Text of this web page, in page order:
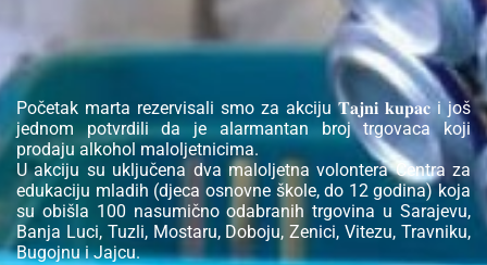
Početak marta rezervisali smo za akciju 𝐓𝐚𝐣𝐧𝐢 𝐤𝐮𝐩𝐚𝐜 i još
jednom potvrdili da je alarmantan broj trgovaca koji
prodaju alkohol maloljetnicima.
U akciju su uključena dva maloljetna volontera Centra za
edukaciju mladih (djeca osnovne škole, do 12 godina) koja
su obišla 100 nasumično odabranih trgovina u Sarajevu,
Banja Luci, Tuzli, Mostaru, Doboju, Zenici, Vitezu, Travniku,
Bugojnu i Jajcu.